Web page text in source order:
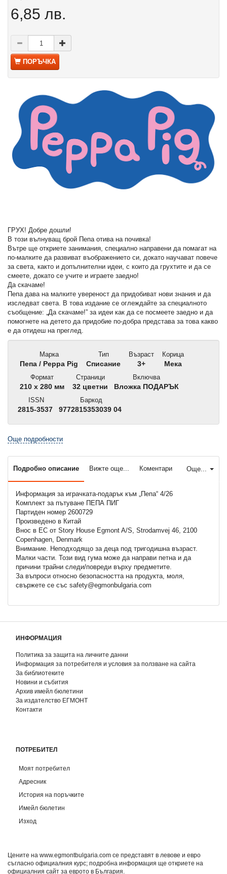
6,85 лв.
ПОРЪЧКА
ГРУХ! Добре дошли!
В този вълнуващ брой Пепа отива на почивка!
Вътре ще откриете занимания, специално направени да помагат на
по-малките да развиват въображението си, докато научават повече
за света, както и допълнителни идеи, с които да грухтите и да се
смеете, докато се учите и играете заедно!
Да скачаме!
Пепа дава на малките увереност да придобиват нови знания и да
изследват света. В това издание се оглеждайте за специалното
съобщение: „Да скачаме!” за идеи как да се посмеете заедно и да
помогнете на детето да придобие по-добра представа за това какво
е да отидеш на преглед.
Марка
Пепа / Peppa Pig
Тип
Списание
Възраст
3+
Корица
Мека
Формат
210 x 280 мм
Страници
32 цветни
Включва
Вложка ПОДАРЪК
ISSN
2815-3537
Баркод
9772815353039 04
Още подробности
Още...
Подробно описание Вижте още... Коментари
Информация за играчката-подарък към „Пепа“ 4/26
Комплект за пътуване ПЕПА ПИГ
Партиден номер 2600729
Произведено в Китай
Внос в ЕС от Story House Egmont A/S, Strodamvej 46, 2100
Copenhagen, Denmark
Внимание. Неподходящо за деца под тригодишна възраст.
Малки части. Този вид гума може да направи петна и да
причини трайни следи/повреди върху предметите.
За въпроси относно безопасността на продукта, моля,
свържете се със safety@egmonbulgaria.com
ИНФОРМАЦИЯ
Политика за защита на личните данни
Информация за потребителя и условия за ползване на сайта
За библиотеките
Новини и събития
Архив имейл бюлетини
За издателство ЕГМОНТ
Контакти
ПОТРЕБИТЕЛ
Моят потребител
Адресник
История на поръчките
Имейл бюлетин
Изход
Цените на www.egmontbulgaria.com се представят в левове и евро
съгласно официалния курс; подробна информация ще откриете на
официалния сайт за еврото в България